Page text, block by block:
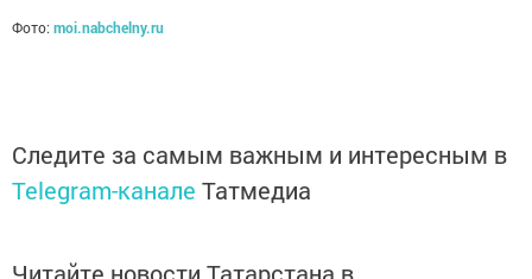
Фото: moi.nabchelny.ru
Следите за самым важным и интересным в
Telegram-канале Татмедиа